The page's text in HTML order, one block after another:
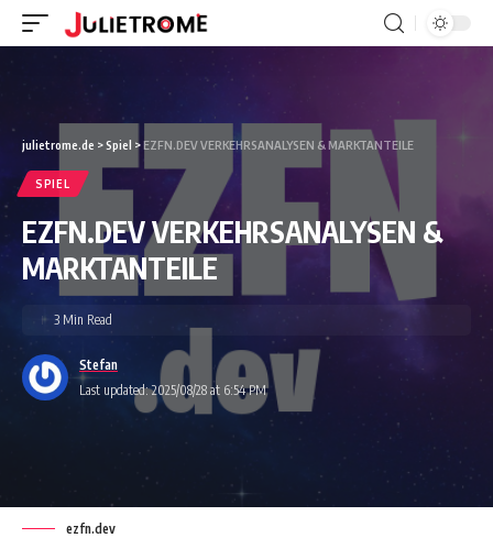
julietrome.de >Spiel >EZFN.DEV VERKEHRSANALYSEN & MARKTANTEILE
SPIEL
EZFN.DEV VERKEHRSANALYSEN &
MARKTANTEILE
Last updated: 2025/08/28 at 6:54 PM
Stefan
3 Min Read
ezfn.dev